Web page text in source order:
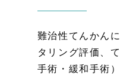
難治性てんかん
タリング評価、
手術・緩和手術